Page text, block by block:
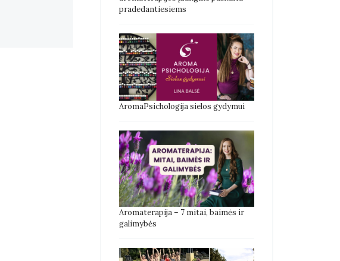
pradedantiesiems
AromaPsichologija sielos gydymui
Aromaterapija – 7 mitai, baimės ir
galimybės